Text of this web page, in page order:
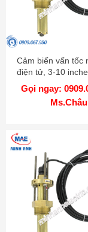
Cảm biến vấn tốc
điện tử, 3-10
có hot tap, chất
Model
Gọi ngay:
Ms.Châu